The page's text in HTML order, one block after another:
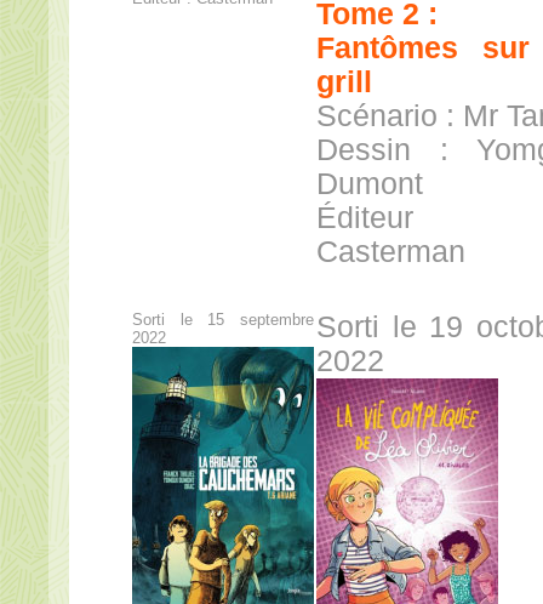
Tome 2 :
Fantômes
grill
Scénario : Mr
Dessin :
Dumont
Casterman
Sorti le 15 septembre
2022
Sorti le 19
2022